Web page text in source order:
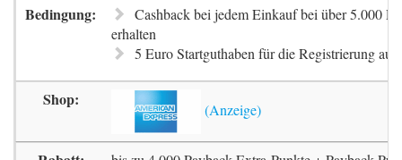
Cashback bei jedem Einkauf bei über 5.000
erhalten
5 Euro Startguthaben für die Registrierung